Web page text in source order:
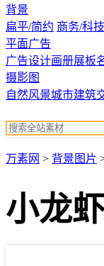
背景
扁平/简约 商务/科技
平面广告
广告设计画册展板
摄影图
自然风景城市建筑
万素网 > 背景图片
小龙